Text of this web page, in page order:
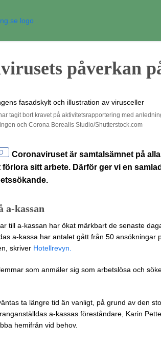
påverkan
tagit bort kravet på aktivitetsrapportering med
och Corona Borealis Studio/Shutterstock.com
Coronaviruset är samtalsämnet på
sitt arbete. Därför ger vi en
a-kassan
till a-kassan har ökat märkbart de senaste
a-kassa har antalet gått från 50 ansökningar
skriver Hotellrevyn.
som anmäler sig som arbetslösa och
ta längre tid än vanligt, på grund av den
a-kassas föreståndare, Karin
hemifrån vid behov.